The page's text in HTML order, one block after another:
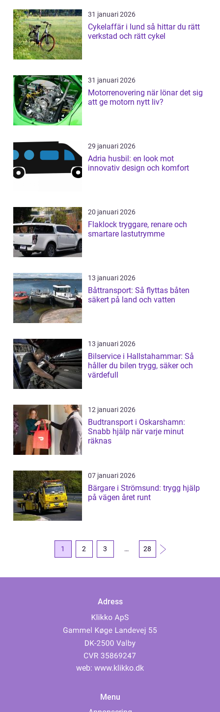
31 januari 2026
Cykelaffär i lund så hittar du rätt
verkstad och rätt cykel
31 januari 2026
Motorrenovering när lönar det sig
att ge motorn nytt liv?
29 januari 2026
Adria husbil: en look mot
innovativ design och komfort
20 januari 2026
Flaklock tryggare, renare och
smartare lastutrymme
13 januari 2026
Båttransport: Så flyttas båten
säkert på land och vatten
13 januari 2026
Bilservice i Hallstahammar: Så
håller du bilen trygg, säker och
värdefull
12 januari 2026
Budtransport i Oskarshamn:
Snabb hjälp när varje minut
räknas
07 januari 2026
Bärgare i Strömsund: trygg hjälp
på vägen året runt
1 2 3 … 28
Adress
web: www.klikko.dk
Menu